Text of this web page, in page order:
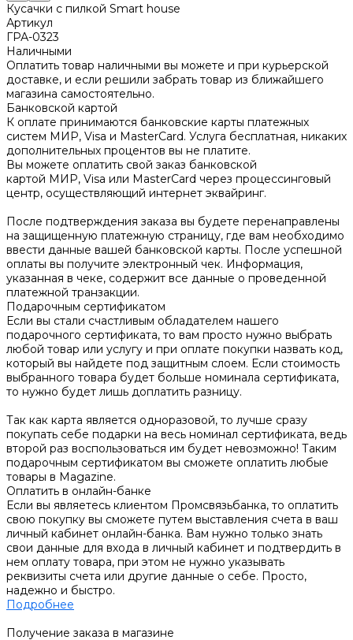
Кусачки с пилкой Smart house
Артикул
ГРА-0323
Наличными
Оплатить товар наличными вы можете и при курьерской
доставке, и если решили забрать товар из ближайшего
магазина самостоятельно.
Банковской картой
К оплате принимаются банковские карты платежных
систем МИР, Visa и MasterCard. Услуга бесплатная, никаких
дополнительных процентов вы не платите.
Вы можете оплатить свой заказ банковской
картой МИР, Visa или MasterCard через процессинговый
центр, осуществляющий интернет эквайринг.
После подтверждения заказа вы будете перенаправлены
на защищенную платежную страницу, где вам необходимо
ввести данные вашей банковской карты. После успешной
оплаты вы получите электронный чек. Информация,
указанная в чеке, содержит все данные о проведенной
платежной транзакции.
Подарочным сертификатом
Если вы стали счастливым обладателем нашего
подарочного сертификата, то вам просто нужно выбрать
любой товар или услугу и при оплате покупки назвать код,
который вы найдете под защитным слоем. Если стоимость
выбранного товара будет больше номинала сертификата,
то нужно будет лишь доплатить разницу.
Так как карта является одноразовой, то лучше сразу
покупать себе подарки на весь номинал сертификата, ведь
второй раз воспользоваться им будет невозможно! Таким
подарочным сертификатом вы сможете оплатить любые
товары в Magazine.
Оплатить в онлайн-банке
Если вы являетесь клиентом Промсвязьбанка, то оплатить
свою покупку вы сможете путем выставления счета в ваш
личный кабинет онлайн-банка. Вам нужно только знать
свои данные для входа в личный кабинет и подтвердить в
нем оплату товара, при этом не нужно указывать
реквизиты счета или другие данные о себе. Просто,
надежно и быстро.
Подробнее
Получение заказа в магазине